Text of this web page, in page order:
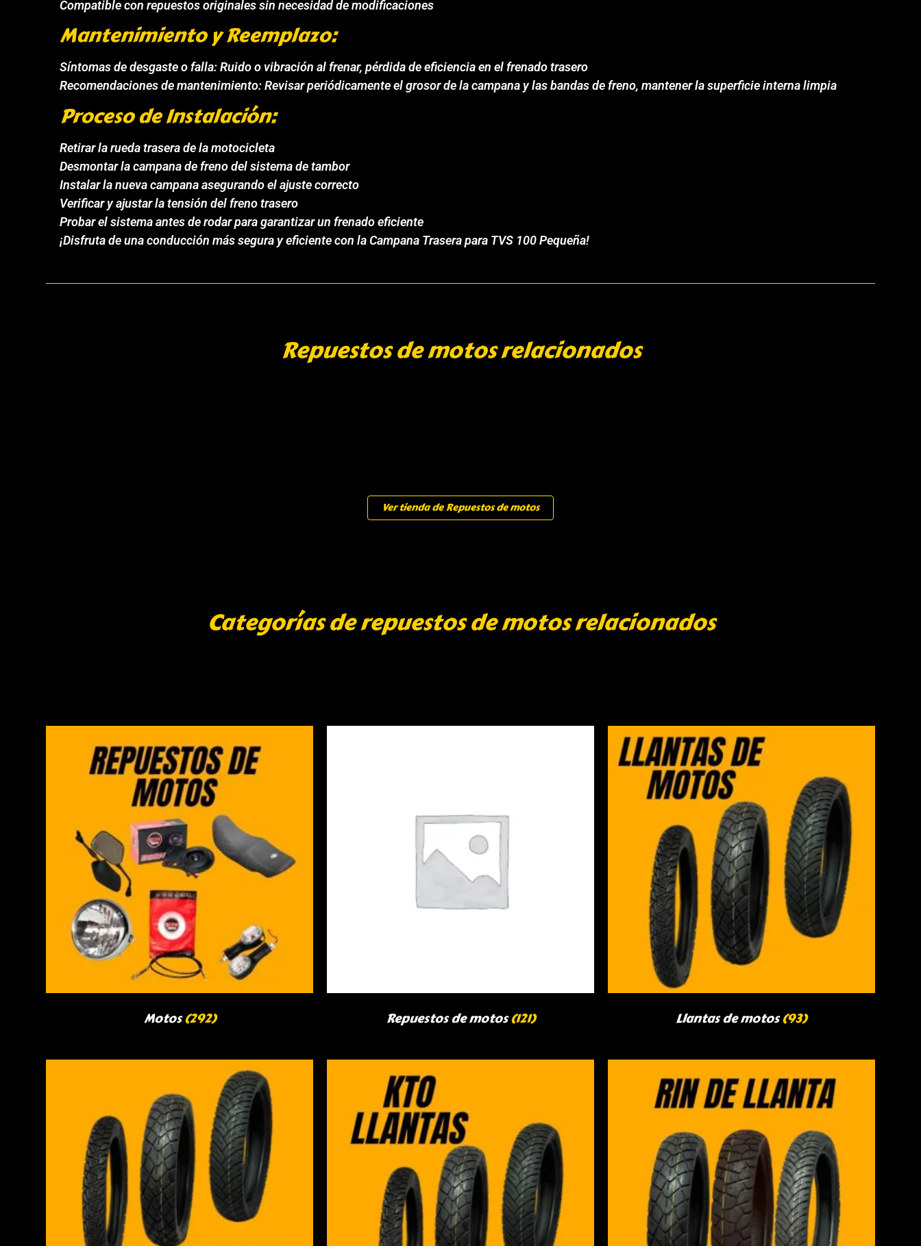
Compatible con repuestos originales sin necesidad de modificaciones
Mantenimiento y Reemplazo:
Síntomas de desgaste o falla: Ruido o vibración al frenar, pérdida de eficiencia en el frenado trasero
Recomendaciones de mantenimiento: Revisar periódicamente el grosor de la campana y las bandas de freno, mantener la superficie interna limpia
Proceso de Instalación:
Retirar la rueda trasera de la motocicleta
Desmontar la campana de freno del sistema de tambor
Instalar la nueva campana asegurando el ajuste correcto
Verificar y ajustar la tensión del freno trasero
Probar el sistema antes de rodar para garantizar un frenado eficiente
¡Disfruta de una conducción más segura y eficiente con la Campana Trasera para TVS 100 Pequeña!
Repuestos de motos relacionados
Ver tienda de Repuestos de motos
Categorías de repuestos de motos relacionados
Motos(292) Repuestos de motos(121) Llantas de motos(93)